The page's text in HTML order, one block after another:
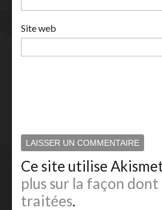
Site web
Ce site utilise
plus sur la façon
traitées.